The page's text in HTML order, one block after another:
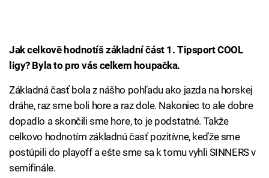
Jak celkově hodnotíš základní část 1. Tipsport COOL
ligy? Byla to pro vás celkem houpačka.
Základná časť bola z nášho pohľadu ako jazda na horskej
dráhe, raz sme boli hore a raz dole. Nakoniec to ale dobre
dopadlo a skončili sme hore, to je podstatné. Takže
celkovo hodnotím základnú časť pozitívne, keďže sme
postúpili do playoff a ešte sme sa k tomu vyhli SINNERS v
semifinále.